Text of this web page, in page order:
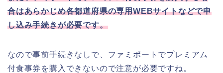
合はあらかじめ各都道府県の専用WEBサイトなどで申
し込み手続きが必要です。
なので事前手続きなしで、ファミポートでプレミアム
付食事券を購入できないので注意が必要ですね。